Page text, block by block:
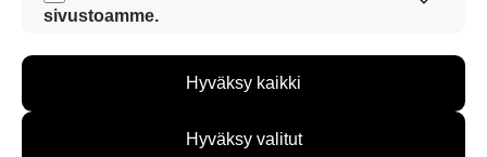
Lähde: STT
sivustoamme voi käyttää sujuvasti ja turvallisesti.
sivustoamme.
kehittää sivustoamme vastaamaan paremmin
kävijämääristä ja siitä, mitä sivuja käytetään ja
Hyväksy kaikki
Hyväksy valitut